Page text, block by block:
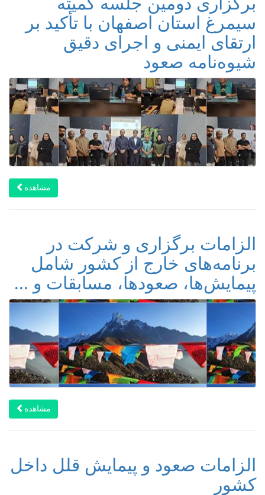
سیمرغ استان اصفهان با تأکید بر
ارتقای ایمنی و اجرای دقیق
شیوه‌نامه صعود
مشاهده
الزامات برگزاری و شرکت در
برنامه‌های خارج از کشور شامل
پیمایش‌ها، صعودها، مسابقات و ...
مشاهده
الزامات صعود و پیمایش قلل داخل
کشور